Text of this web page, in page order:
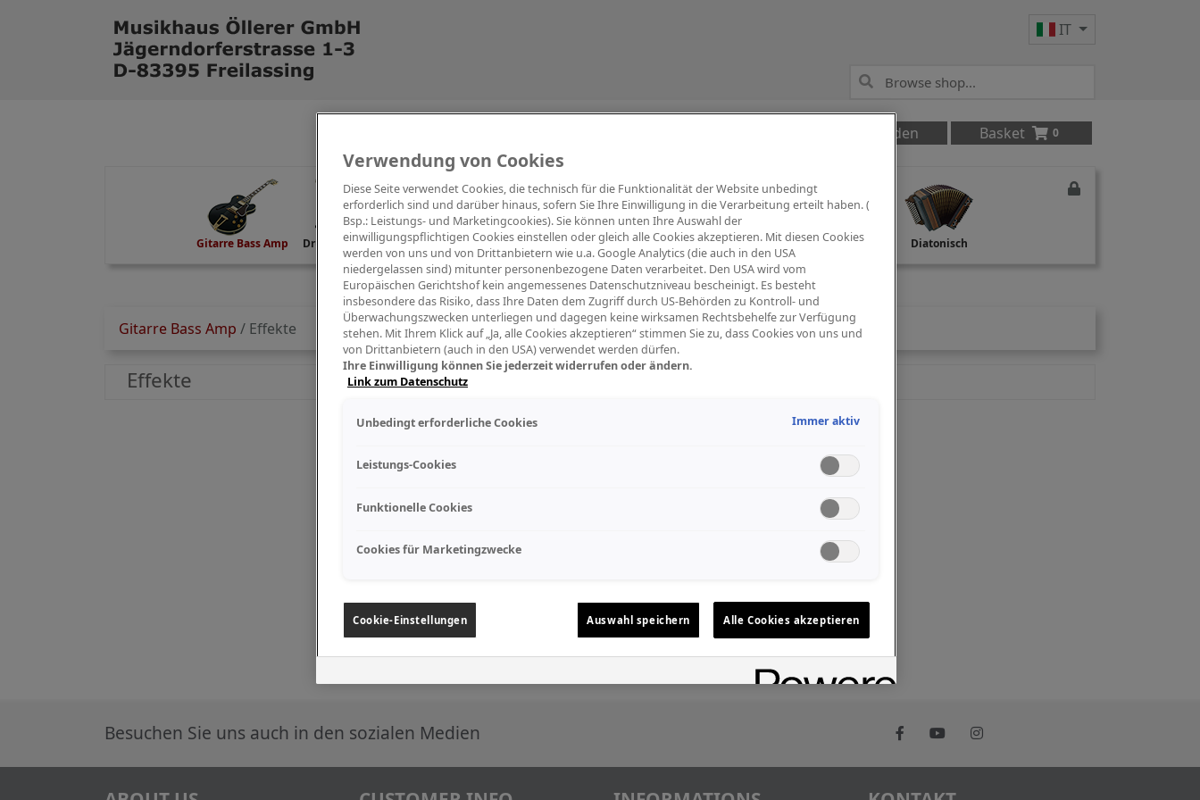
IT
Anmelden Basket 0
Gitarre Bass Amp Drums Percussion Digitalpiano Keys Blasinstrumente Orchester PA Mikrofon Studio Recording Diatonisch
Gitarre Bass Amp / Effekte
Effekte
Besuchen Sie uns auch in den sozialen Medien
Verwendung von Cookies
Diese Seite verwendet Cookies, die technisch für die Funktionalität der Website unbedingt
erforderlich sind und darüber hinaus, sofern Sie Ihre Einwilligung in die Verarbeitung erteilt haben. (
Bsp.: Leistungs- und Marketingcookies). Sie können unten Ihre Auswahl der
einwilligungspflichtigen Cookies einstellen oder gleich alle Cookies akzeptieren. Mit diesen Cookies
werden von uns und von Drittanbietern wie u.a. Google Analytics (die auch in den USA
niedergelassen sind) mitunter personenbezogene Daten verarbeitet. Den USA wird vom
Europäischen Gerichtshof kein angemessenes Datenschutzniveau bescheinigt. Es besteht
insbesondere das Risiko, dass Ihre Daten dem Zugriff durch US-Behörden zu Kontroll- und
Überwachungszwecken unterliegen und dagegen keine wirksamen Rechtsbehelfe zur Verfügung
stehen. Mit Ihrem Klick auf „Ja, alle Cookies akzeptieren“ stimmen Sie zu, dass Cookies von uns und
von Drittanbietern (auch in den USA) verwendet werden dürfen.
Ihre Einwilligung können Sie jederzeit widerrufen oder ändern.
Link zum Datenschutz
Unbedingt erforderliche Cookies Immer aktiv
Leistungs-Cookies
Funktionelle Cookies
Cookies für Marketingzwecke
Cookie-Einstellungen Auswahl speichern Alle Cookies akzeptieren